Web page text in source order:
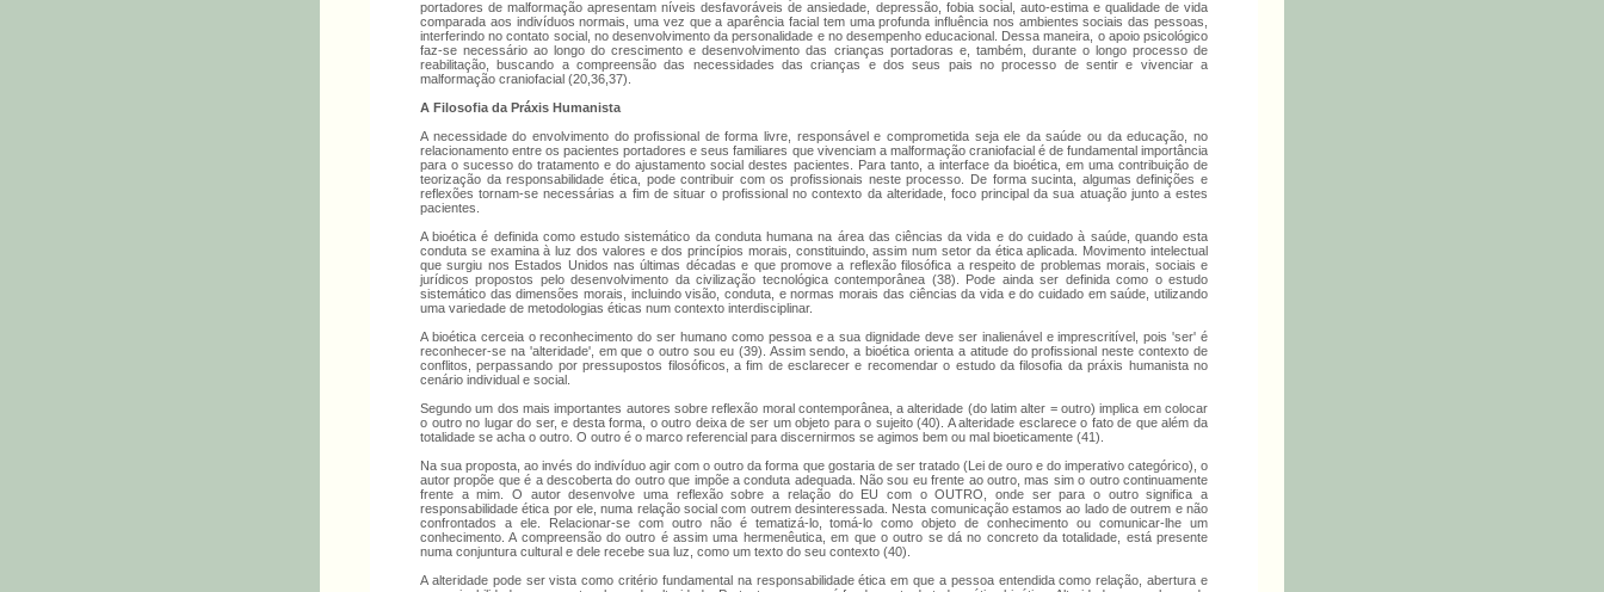
portadores de malformação apresentam níveis desfavoráveis de ansiedade, depressão, fobia social, auto-estima e qualidade de vida
comparada aos indivíduos normais, uma vez que a aparência facial tem uma profunda influência nos ambientes sociais das pessoas,
interferindo no contato social, no desenvolvimento da personalidade e no desempenho educacional. Dessa maneira, o apoio psicológico
faz-se necessário ao longo do crescimento e desenvolvimento das crianças portadoras e, também, durante o longo processo de
reabilitação, buscando a compreensão das necessidades das crianças e dos seus pais no processo de sentir e vivenciar a
malformação craniofacial (20,36,37).
A Filosofia da Práxis Humanista
A necessidade do envolvimento do profissional de forma livre, responsável e comprometida seja ele da saúde ou da educação, no
relacionamento entre os pacientes portadores e seus familiares que vivenciam a malformação craniofacial é de fundamental importância
para o sucesso do tratamento e do ajustamento social destes pacientes. Para tanto, a interface da bioética, em uma contribuição de
teorização da responsabilidade ética, pode contribuir com os profissionais neste processo. De forma sucinta, algumas definições e
reflexões tornam-se necessárias a fim de situar o profissional no contexto da alteridade, foco principal da sua atuação junto a estes
pacientes.
A bioética é definida como estudo sistemático da conduta humana na área das ciências da vida e do cuidado à saúde, quando esta
conduta se examina à luz dos valores e dos princípios morais, constituindo, assim num setor da ética aplicada. Movimento intelectual
que surgiu nos Estados Unidos nas últimas décadas e que promove a reflexão filosófica a respeito de problemas morais, sociais e
jurídicos propostos pelo desenvolvimento da civilização tecnológica contemporânea (38). Pode ainda ser definida como o estudo
sistemático das dimensões morais, incluindo visão, conduta, e normas morais das ciências da vida e do cuidado em saúde, utilizando
uma variedade de metodologias éticas num contexto interdisciplinar.
A bioética cerceia o reconhecimento do ser humano como pessoa e a sua dignidade deve ser inalienável e imprescritível, pois 'ser' é
reconhecer-se na 'alteridade', em que o outro sou eu (39). Assim sendo, a bioética orienta a atitude do profissional neste contexto de
conflitos, perpassando por pressupostos filosóficos, a fim de esclarecer e recomendar o estudo da filosofia da práxis humanista no
cenário individual e social.
Segundo um dos mais importantes autores sobre reflexão moral contemporânea, a alteridade (do latim alter = outro) implica em colocar
o outro no lugar do ser, e desta forma, o outro deixa de ser um objeto para o sujeito (40). A alteridade esclarece o fato de que além da
totalidade se acha o outro. O outro é o marco referencial para discernirmos se agimos bem ou mal bioeticamente (41).
Na sua proposta, ao invés do indivíduo agir com o outro da forma que gostaria de ser tratado (Lei de ouro e do imperativo categórico), o
autor propõe que é a descoberta do outro que impõe a conduta adequada. Não sou eu frente ao outro, mas sim o outro continuamente
frente a mim. O autor desenvolve uma reflexão sobre a relação do EU com o OUTRO, onde ser para o outro significa a
responsabilidade ética por ele, numa relação social com outrem desinteressada. Nesta comunicação estamos ao lado de outrem e não
confrontados a ele. Relacionar-se com outro não é tematizá-lo, tomá-lo como objeto de conhecimento ou comunicar-lhe um
conhecimento. A compreensão do outro é assim uma hermenêutica, em que o outro se dá no concreto da totalidade, está presente
numa conjuntura cultural e dele recebe sua luz, como um texto do seu contexto (40).
A alteridade pode ser vista como critério fundamental na responsabilidade ética em que a pessoa entendida como relação, abertura e